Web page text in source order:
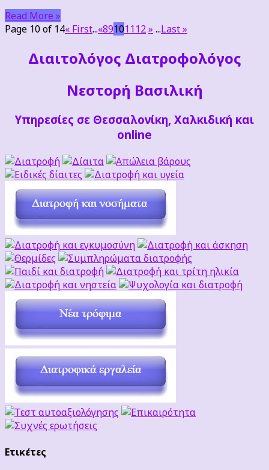
Read More »
Page 10 of 14« First...«89101112» ...Last »
Διαιτoλόγος Διατροφολόγος
Νεστορή Βασιλική
Υπηρεσίες σε Θεσσαλονίκη, Χαλκιδική και
online
Ετικέτες